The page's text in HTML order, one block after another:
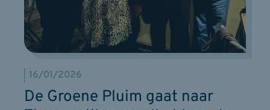
De Groene Pluim gaat naar
16/01/2026